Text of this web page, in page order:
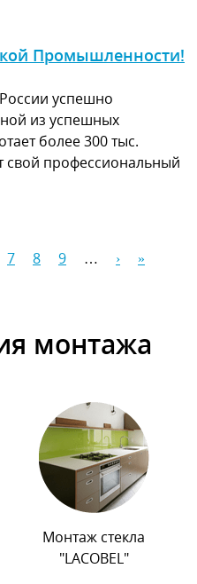
Промышленности!
успешно
из успешных
более 300 тыс.
свой профессиональный
7 8 9 … › »
монтажа
Монтаж стекла
"LACOBEL"